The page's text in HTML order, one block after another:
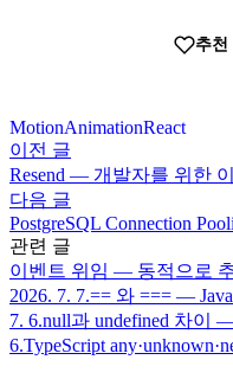
추천
MotionAnimationReact
이전 글
Resend — 개발자를 위한
다음 글
PostgreSQL Connection
관련 글
이벤트 위임 — 동적으로
2026. 7. 7.== 와 === —
7. 6.null과 undefined 차이
6.TypeScript